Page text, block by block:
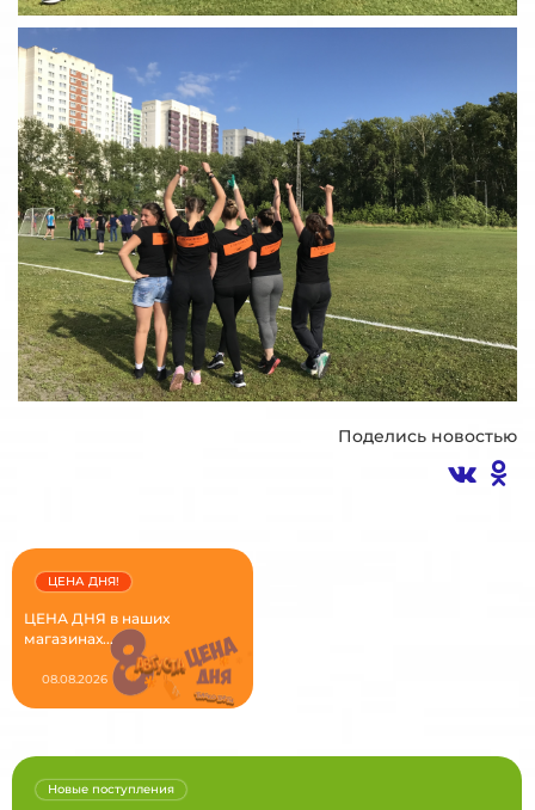
Поделись новостью
ЦЕНА ДНЯ в наших
магазинах...
ЦЕНА ДНЯ!
08.08.2026
Новые поступления